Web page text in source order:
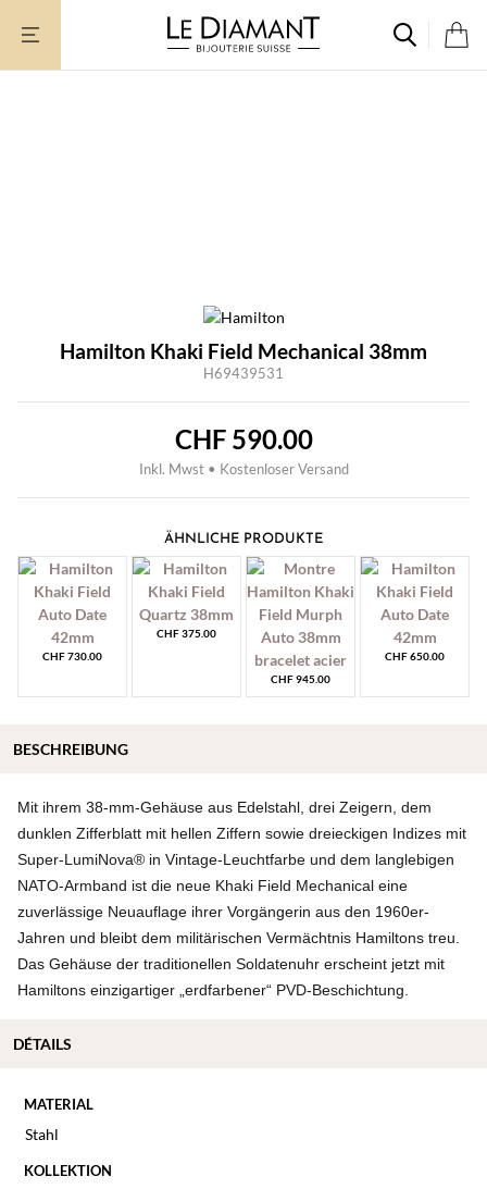
Inhalt
Hamilton Khaki Field Mechanical 38mm
H69439531
CHF590.00
Inkl. Mwst • Kostenloser Versand
ÄHNLICHE PRODUKTE
CHF730.00
CHF375.00
CHF945.00
CHF650.00
Mit ihrem 38-mm-Gehäuse aus Edelstahl, drei Zeigern, dem
dunklen Zifferblatt mit hellen Ziffern sowie dreieckigen Indizes mit
Super-LumiNova® in Vintage-Leuchtfarbe und dem langlebigen
NATO-Armband ist die neue Khaki Field Mechanical eine
zuverlässige Neuauflage ihrer Vorgängerin aus den 1960er-
Jahren und bleibt dem militärischen Vermächtnis Hamiltons treu.
Das Gehäuse der traditionellen Soldatenuhr erscheint jetzt mit
Hamiltons einzigartiger „erdfarbener“ PVD-Beschichtung.
MATERIAL
Stahl
KOLLEKTION
BESCHREIBUNG
DÉTAILS